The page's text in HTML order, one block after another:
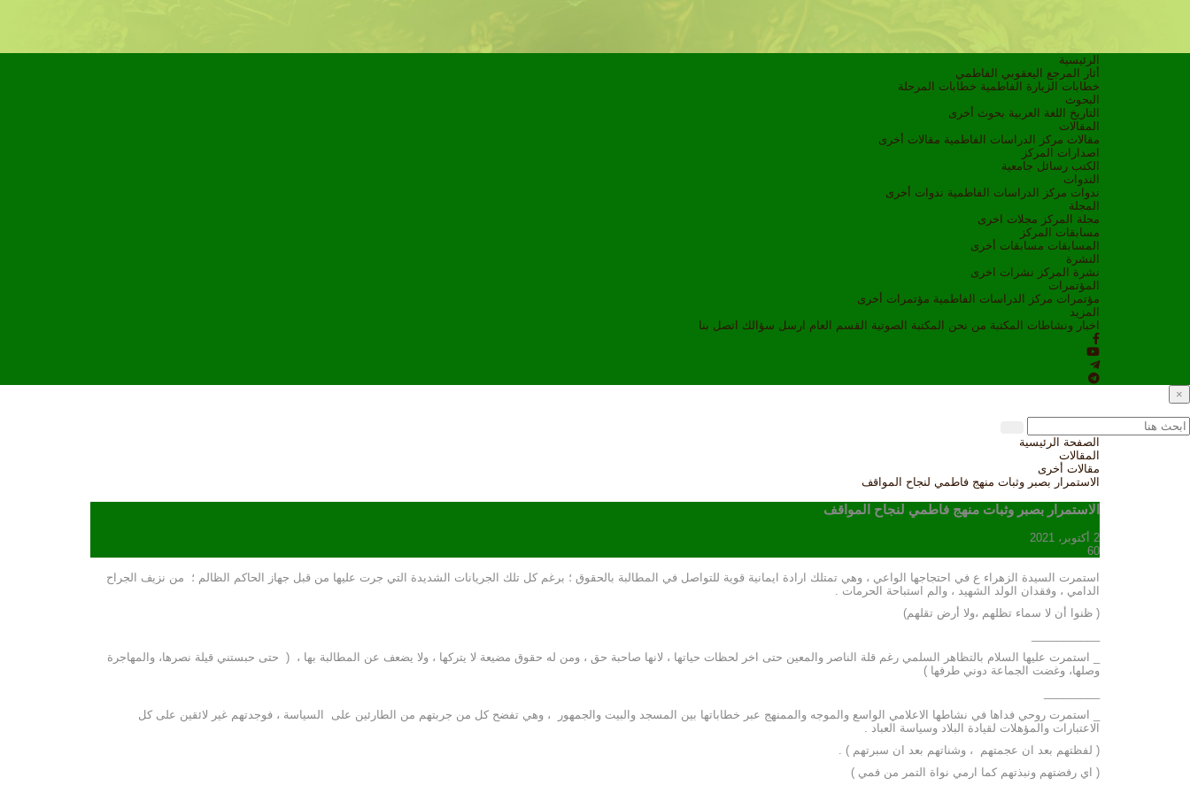
الرئيسية
أثار المرجع اليعقوبي الفاطمي
خطابات الزيارة الفاطمية خطابات المرحلة
البحوث
التاريخ
اللغة العربية بحوث أخرى
المقالات
مقالات مركز الدراسات الفاطمية مقالات أخرى
اصدارات المركز
الكتب رسائل جامعية
الندوات
ندوات مركز الدراسات الفاطمية ندوات أخرى
المجلة
مجلة المركز مجلات اخرى
مسابقات المركز
المسابقات مسابقات أخرى
النشرة
نشرة المركز نشرات اخرى
المؤتمرات
مؤتمرات مركز الدراسات الفاطمية مؤتمرات أخرى
المزيد
اخبار ونشاطات
المكتبة من نحن المكتبة الصوتية القسم العام ارسل سؤالك اتصل بنا
×
الصفحة الرئيسية
المقالات
مقالات أخرى
الاستمرار بصبر وثبات منهج فاطمي لنجاح المواقف
الاستمرار بصبر وثبات منهج فاطمي لنجاح المواقف
2 أكتوبر، 2021
60
استمرت السيدة الزهراء ع في احتجاجها الواعي ، وهي تمتلك ارادة ايمانية قوية للتواصل في المطالبة بالحقوق ؛ برغم كل تلك الجريانات الشديدة التي جرت عليها من قبل جهاز الحاكم الظالم ؛ من نزيف الجراح
الدامي ، وفقدان الولد الشهيد ، والم استباحة الحرمات .
( ظنوا أن لا سماء تظلهم ،ولا أرض تقلهم)
_ استمرت عليها السلام بالتظاهر السلمي رغم قلة الناصر والمعين حتى اخر لحظات حياتها ، لانها صاحبة حق ، ومن له حقوق مضيعة لا يتركها ، ولا يضعف عن المطالبة بها ، ( حتى حبستني قيلة نصرها، والمهاجرة
وصلها، وغضت الجماعة دوني طرفها )
_ استمرت روحي فداها في نشاطها الاعلامي الواسع والموجه والممنهج عبر خطاباتها بين المسجد والبيت والجمهور ، وهي تفضح كل من جربتهم من الطارئين على السياسة ، فوجدتهم غير لائقين على كل
الاعتبارات والمؤهلات لقيادة البلاد وسياسة العباد .
( لفظتهم بعد ان عجمتهم ، وشناتهم بعد ان سبرتهم ) .
( اي رفضتهم ونبذتهم كما ارمي نواة التمر من فمي )